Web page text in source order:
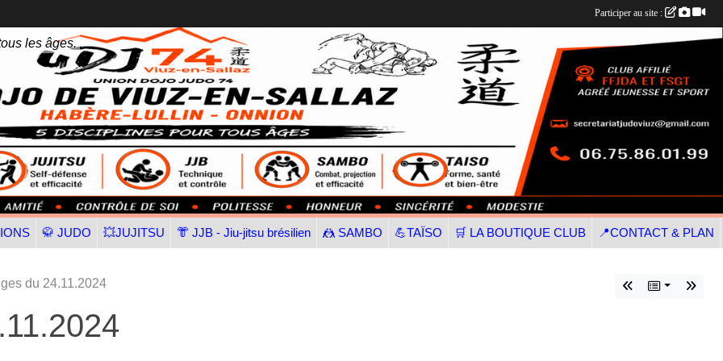
les âges.
🥋 JUDO 💥JUJITSU 👘 JJB - Jiu-jitsu brésilien 🤼 SAMBO 💪TAÏSO 🛒 LA BOUTIQUE CLUB 📍CONTACT & PLAN
du 24.11.2024
Participer au site :